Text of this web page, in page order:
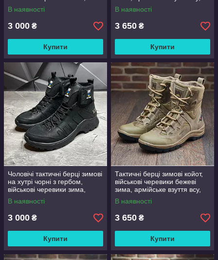
розмір 40 41 42 43 44 45
В наявності
3 000 ₴
Купити
чоловічі/жіночі, розмір 36-48
В наявності
3 650 ₴
Купити
Чоловічі тактичні берці зимові
на хутрі чорні з гербом,
військові черевики зима,
розмір 40 41 42 43 44 45
В наявності
3 000 ₴
Купити
Тактичні берці зимові койот,
військові черевики бежеві
зима, армійське взуття всу,
чоловічі/жіночі, розмір 36-48
В наявності
3 650 ₴
Купити